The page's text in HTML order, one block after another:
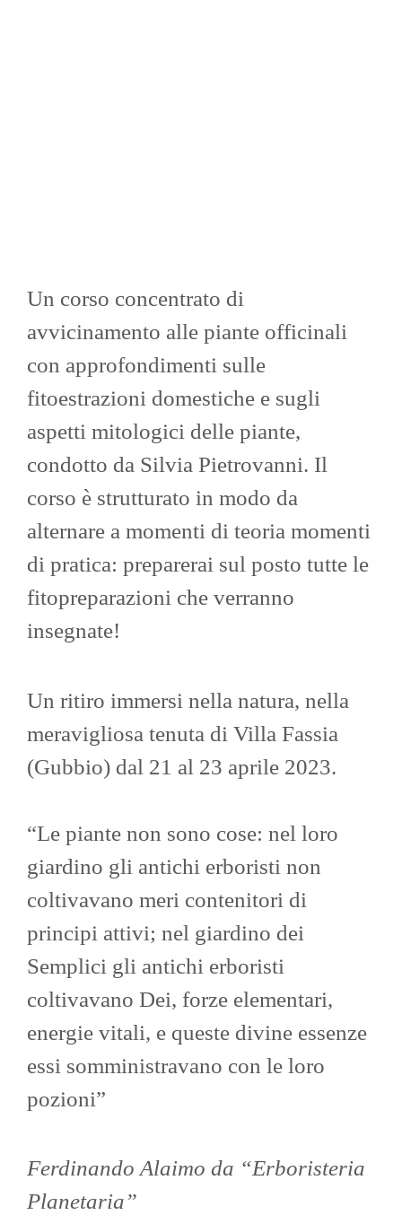
Un corso concentrato di
avvicinamento alle piante officinali
con approfondimenti sulle
fitoestrazioni domestiche e sugli
aspetti mitologici delle piante,
condotto da Silvia Pietrovanni. Il
corso è strutturato in modo da
alternare a momenti di teoria momenti
di pratica: preparerai sul posto tutte le
fitopreparazioni che verranno
insegnate!
Un ritiro immersi nella natura, nella
meravigliosa tenuta di Villa Fassia
(Gubbio) dal 21 al 23 aprile 2023.
“Le piante non sono cose: nel loro
giardino gli antichi erboristi non
coltivavano meri contenitori di
principi attivi; nel giardino dei
Semplici gli antichi erboristi
coltivavano Dei, forze elementari,
energie vitali, e queste divine essenze
essi somministravano con le loro
pozioni”
Ferdinando Alaimo da “Erboristeria
Planetaria”